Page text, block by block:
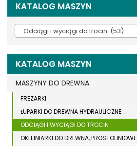
KATALOG MASZYN
Odciągi i wyciągi do trocin (53)
KATALOG MASZYN
MASZYNY DO DREWNA
FREZARKI
ŁUPARKI DO DREWNA HYDRAULICZNE
ODCIĄGI I WYCIĄGI DO TROCIN
OKLEINIARKI DO DREWNA, PROSTOLINIOWE